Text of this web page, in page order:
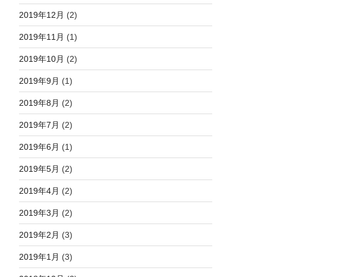
2019年12月 (2)
2019年11月 (1)
2019年10月 (2)
2019年9月 (1)
2019年8月 (2)
2019年7月 (2)
2019年6月 (1)
2019年5月 (2)
2019年4月 (2)
2019年3月 (2)
2019年2月 (3)
2019年1月 (3)